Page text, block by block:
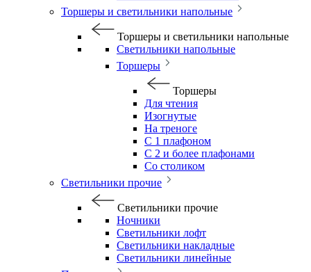
Торшеры и светильники напольные
Торшеры и светильники напольные
Светильники напольные
Торшеры
Торшеры
Для чтения
Изогнутые
На треноге
С 1 плафоном
С 2 и более плафонами
Со столиком
Светильники прочие
Светильники прочие
Ночники
Светильники лофт
Светильники накладные
Светильники линейные